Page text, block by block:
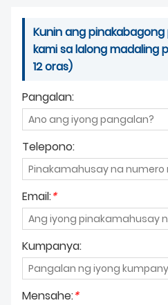
Kunin ang
kami sa lalong madaling
12 oras)
Pangalan:
Telepono:
Email:*
Kumpanya:
Mensahe:*